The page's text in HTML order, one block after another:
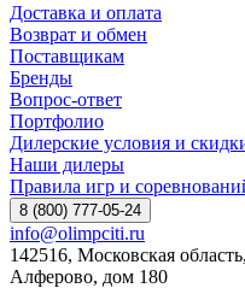
Доставка и оплата
Возврат и обмен
Поставщикам
Бренды
Вопрос-ответ
Портфолио
Дилерские условия и
Наши дилеры
Правила игр и
8 (800) 777-05-24
info@olimpciti.ru
142516, Московская
Алферово, дом 180